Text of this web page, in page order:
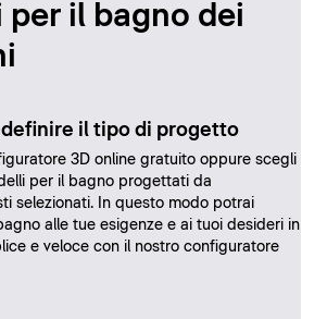
per il bagno dei
definire il tipo di progetto
3D online gratuito oppure scegli
per il bagno progettati da
selezionati. In questo modo potrai
alle tue esigenze e ai tuoi desideri in
e veloce con il nostro configuratore